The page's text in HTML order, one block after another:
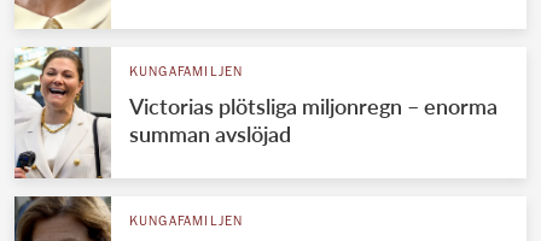
KUNGAFAMILJEN
Victorias plötsliga miljonregn – enorma
summan avslöjad
KUNGAFAMILJEN